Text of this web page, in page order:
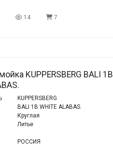
14 7
KUPPERSBERG BALI 1B
KUPPERSBERG
BALI 1B WHITE ALABAS.
Круглая
Литье
РОССИЯ